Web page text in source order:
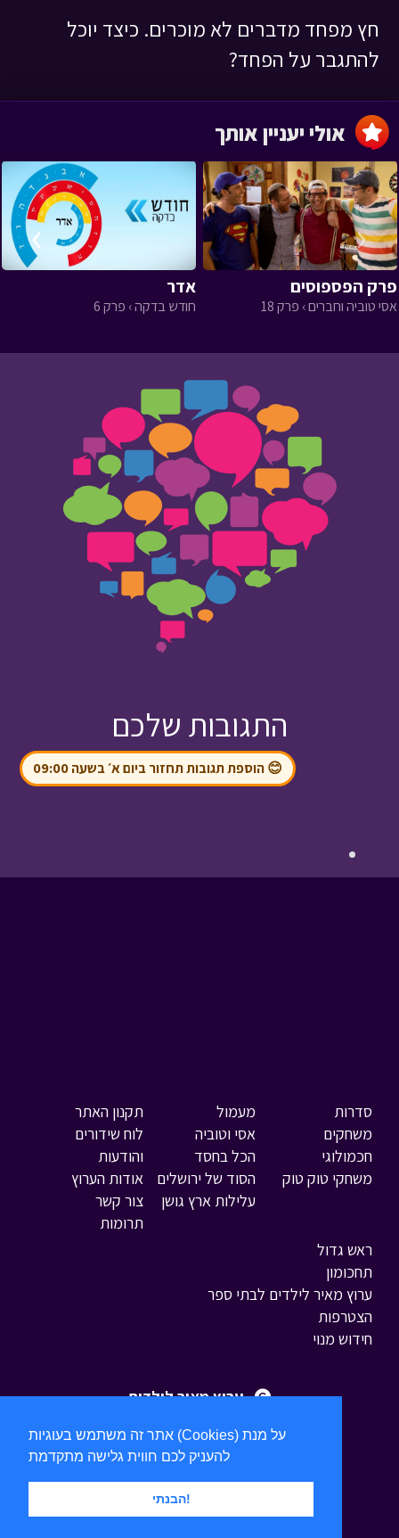
אתר זה משתמש בעוגיות (Cookies) על מנת
הבנתי!
חץ מפחד מדברים לא מוכרים. כיצד יוכל
להתגבר על הפחד?
פרק הפספוסים
אסי טוביה וחברים › פרק 18
אדר
חודש בדקה › פרק 6
‹
›
התגובות שלכם
😊 הוספת תגובות תחזור ביום א׳ בשעה 09:00
סדרות
משחקים
חכמולוגי
משחקי טוק טוק
מעמול
אסי וטוביה
הכל בחסד
הסוד של ירושלים
עלילות ארץ גושן
ראש גדול
תחכומון
ערוץ מאיר לילדים לבתי ספר
הצטרפות
חידוש מנוי
תקנון האתר
לוח שידורים
והודעות
אודות הערוץ
צור קשר
תרומות
ערוץ מאיר לילדים